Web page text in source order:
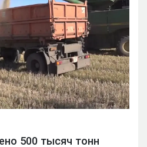
500 тысяч тонн